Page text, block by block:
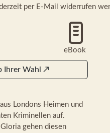
per E-Mail widerrufen
eBook
Ihrer Wahl ↗
Londons Heimen und
Kriminellen auf.
gehen diesen